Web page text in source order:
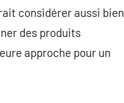
considérer aussi bien
des produits
approche pour un